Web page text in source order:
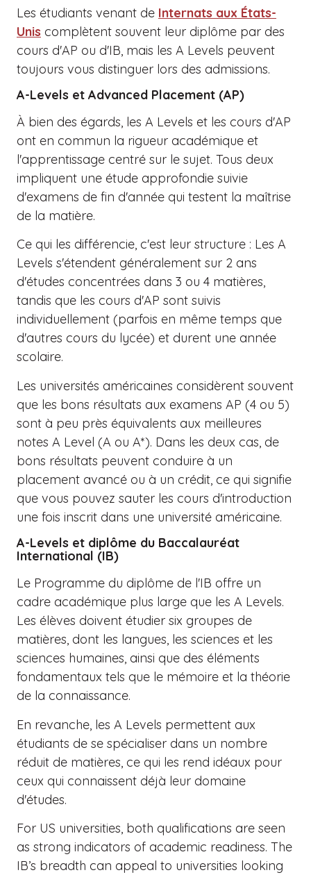
Les étudiants venant de Internats aux États-
Unis complètent souvent leur diplôme par des
cours d'AP ou d'IB, mais les A Levels peuvent
toujours vous distinguer lors des admissions.
A-Levels et Advanced Placement (AP)
À bien des égards, les A Levels et les cours d'AP
ont en commun la rigueur académique et
l'apprentissage centré sur le sujet. Tous deux
impliquent une étude approfondie suivie
d'examens de fin d'année qui testent la maîtrise
de la matière.
Ce qui les différencie, c'est leur structure : Les A
Levels s'étendent généralement sur 2 ans
d'études concentrées dans 3 ou 4 matières,
tandis que les cours d'AP sont suivis
individuellement (parfois en même temps que
d'autres cours du lycée) et durent une année
scolaire.
Les universités américaines considèrent souvent
que les bons résultats aux examens AP (4 ou 5)
sont à peu près équivalents aux meilleures
notes A Level (A ou A*). Dans les deux cas, de
bons résultats peuvent conduire à un
placement avancé ou à un crédit, ce qui signifie
que vous pouvez sauter les cours d'introduction
une fois inscrit dans une université américaine.
A-Levels et diplôme du Baccalauréat
International (IB)
Le Programme du diplôme de l'IB offre un
cadre académique plus large que les A Levels.
Les élèves doivent étudier six groupes de
matières, dont les langues, les sciences et les
sciences humaines, ainsi que des éléments
fondamentaux tels que le mémoire et la théorie
de la connaissance.
En revanche, les A Levels permettent aux
étudiants de se spécialiser dans un nombre
réduit de matières, ce qui les rend idéaux pour
ceux qui connaissent déjà leur domaine
d'études.
For US universities, both qualifications are seen
as strong indicators of academic readiness. The
IB’s breadth can appeal to universities looking